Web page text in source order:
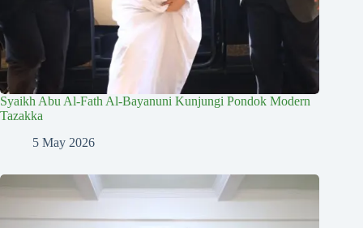
Syaikh Abu Al-Fath Al-Bayanuni Kunjungi Pondok Modern
Tazakka
5 May 2026